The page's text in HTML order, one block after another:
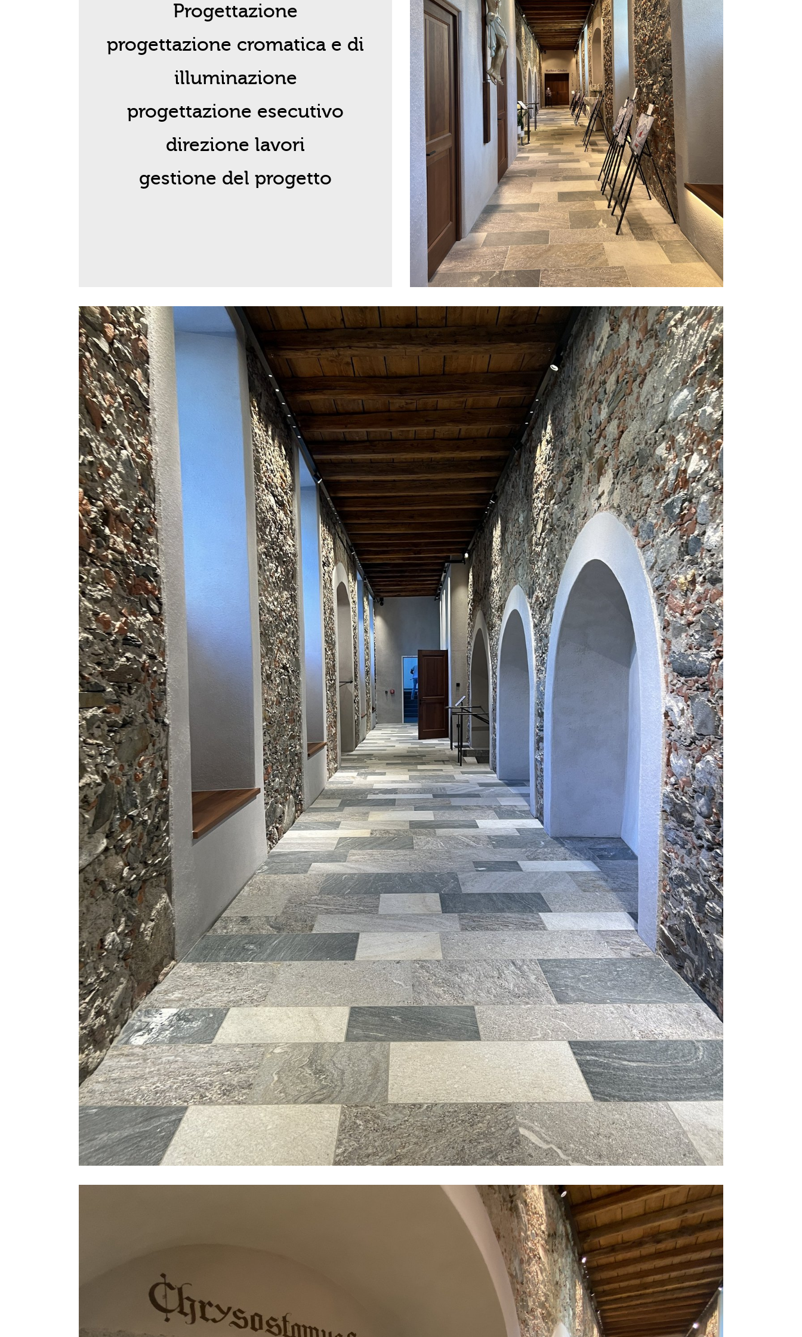
Progettazione
progettazione cromatica e di
illuminazione
progettazione esecutivo
direzione lavori
gestione del progetto